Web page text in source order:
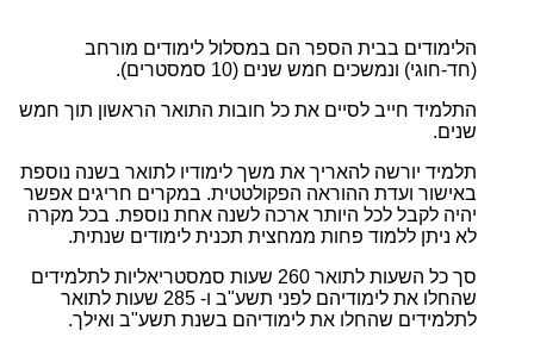
הלימודים בבית הספר הם במסלול לימודים מורחב
(חד-חוגי) ונמשכים חמש שנים (10 סמסטרים).
התלמיד חייב לסיים את כל חובות התואר הראשון תוך חמש
שנים.
תלמיד יורשה להאריך את משך לימודיו לתואר בשנה נוספת
באישור ועדת ההוראה הפקולטטית. במקרים חריגים אפשר
יהיה לקבל לכל היותר ארכה לשנה אחת נוספת. בכל מקרה
לא ניתן ללמוד פחות ממחצית תכנית לימודים שנתית.
סך כל השעות לתואר 260 שעות סמסטריאליות לתלמידים
שהחלו את לימודיהם לפני תשע"ב ו- 285 שעות לתואר
לתלמידים שהחלו את לימודיהם בשנת תשע"ב ואילך.